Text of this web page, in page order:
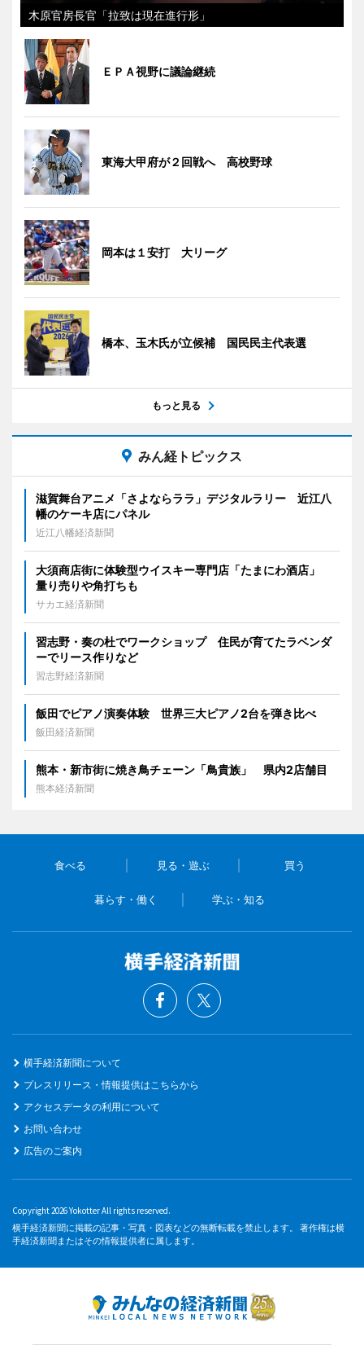
木原官房長官「拉致は現在進行形」
ＥＰＡ視野に議論継続
東海大甲府が２回戦へ 高校野球
岡本は１安打 大リーグ
橋本、玉木氏が立候補 国民民主代表選
もっと見る
みん経トピックス
滋賀舞台アニメ「さよならララ」デジタルラリー 近江八
幡のケーキ店にパネル
近江八幡経済新聞
大須商店街に体験型ウイスキー専門店「たまにわ酒店」
量り売りや角打ちも
サカエ経済新聞
習志野・奏の杜でワークショップ 住民が育てたラベンダ
ーでリース作りなど
習志野経済新聞
飯田でピアノ演奏体験 世界三大ピアノ2台を弾き比べ
飯田経済新聞
熊本・新市街に焼き鳥チェーン「鳥貴族」 県内2店舗目
熊本経済新聞
食べる 見る・遊ぶ 買う
暮らす・働く 学ぶ・知る
横手経済新聞について
プレスリリース・情報提供はこちらから
アクセスデータの利用について
お問い合わせ
広告のご案内
Copyright 2026 Yokotter All rights reserved.
横手経済新聞に掲載の記事・写真・図表などの無断転載を禁止します。 著作権は横
手経済新聞またはその情報提供者に属します。